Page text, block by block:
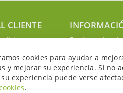
CLIENTE
Envíos y
Política de
Aviso legal y
cookies para ayudar a
y mejorar su experiencia. Si no
experiencia puede verse
.